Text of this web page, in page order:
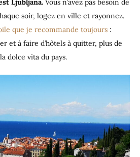
Ljubljana. Vous n’avez pas besoin de
soir, logez en ville et rayonnez.
que je recommande toujours :
et à faire d’hôtels à quitter, plus de
dolce vita du pays.